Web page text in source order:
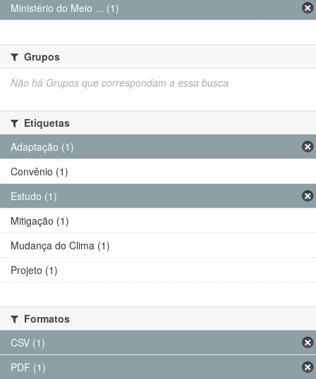
Ministério do Meio ... (1)
Grupos
Não há Grupos que correspondam a essa busca
Etiquetas
Adaptação (1)
Convênio (1)
Estudo (1)
Mitigação (1)
Mudança do Clima (1)
Projeto (1)
Formatos
CSV (1)
PDF (1)